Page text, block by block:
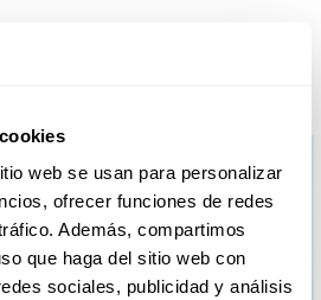
web se usan para personalizar
ofrecer funciones de redes
Además, compartimos
que haga del sitio web con
sociales, publicidad y análisis